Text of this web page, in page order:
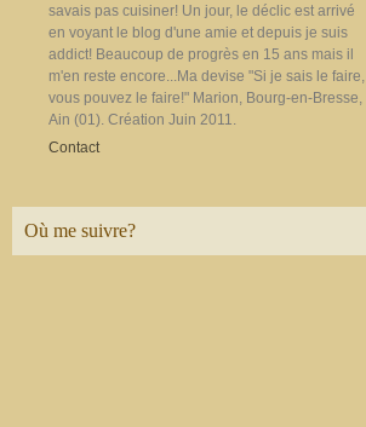
savais pas cuisiner! Un jour, le déclic est arrivé
en voyant le blog d'une amie et depuis je suis
addict! Beaucoup de progrès en 15 ans mais il
m'en reste encore...Ma devise "Si je sais le faire,
vous pouvez le faire!" Marion, Bourg-en-Bresse,
Ain (01). Création Juin 2011.
Contact
Où me suivre?